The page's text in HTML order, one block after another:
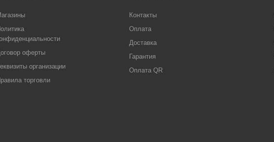
оферты
организации
торговли
Контакты
Оплата
Доставка
Гарантия
Оплата QR